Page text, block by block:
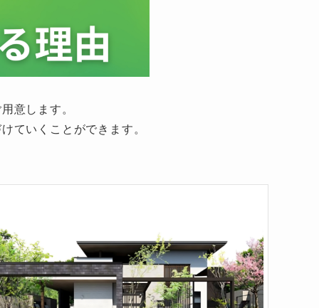
意します。
ていくことができます。